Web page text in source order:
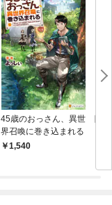
45歳のおっさん、異世
界召喚に巻き込まれる
1,540
隠